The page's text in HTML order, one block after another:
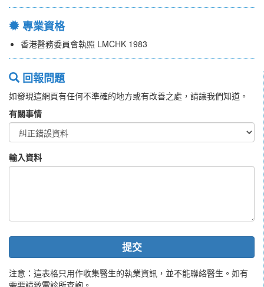
專業資格
香港醫務委員會執照 LMCHK 1983
回報問題
如發現這網頁有任何不準確的地方或有改善之處，請讓我們知道。
有關事情
輸入資料
提交
注意：這表格只用作收集醫生的執業資訊，並不能聯絡醫生。如有